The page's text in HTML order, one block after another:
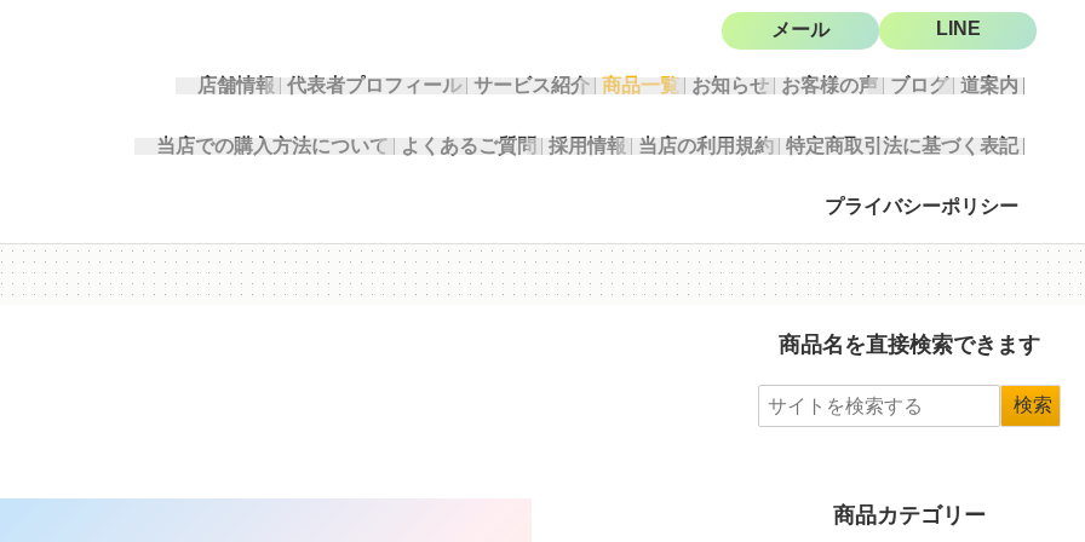
店舗情報 代表者プロフィール サービス紹介 商品一覧 お知らせ お客様の声 ブログ 道案内
当店での購入方法について よくあるご質問 採用情報 当店の利用規約 特定商取引法に基づく表記
プライバシーポリシー
メール LINE
商品名を直接検索できます
商品カテゴリー